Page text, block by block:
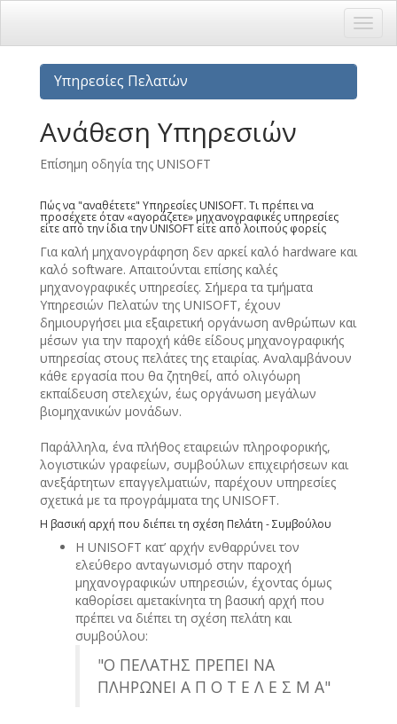
Υπηρεσίες Πελατών
Ανάθεση Υπηρεσιών
Επίσημη οδηγία της UNISOFT
Πώς να "αναθέτετε" Υπηρεσίες UNISOFT. Τι πρέπει να
προσέχετε όταν «αγοράζετε» μηχανογραφικές υπηρεσίες
είτε από την ίδια την UNISOFT είτε από λοιπούς φορείς
Για καλή μηχανογράφηση δεν αρκεί καλό hardware και
καλό software. Απαιτούνται επίσης καλές
μηχανογραφικές υπηρεσίες. Σήμερα τα τμήματα
Υπηρεσιών Πελατών της UNISOFT, έχουν
δημιουργήσει μια εξαιρετική οργάνωση ανθρώπων και
μέσων για την παροχή κάθε είδους μηχανογραφικής
υπηρεσίας στους πελάτες της εταιρίας. Αναλαμβάνουν
κάθε εργασία που θα ζητηθεί, από ολιγόωρη
εκπαίδευση στελεχών, έως οργάνωση μεγάλων
βιομηχανικών μονάδων.
Παράλληλα, ένα πλήθος εταιρειών πληροφορικής,
λογιστικών γραφείων, συμβούλων επιχειρήσεων και
ανεξάρτητων επαγγελματιών, παρέχουν υπηρεσίες
σχετικά με τα προγράμματα της UNISOFT.
Η βασική αρχή που διέπει τη σχέση Πελάτη - Συμβούλου
Η UNISOFT κατ’ αρχήν ενθαρρύνει τον
ελεύθερο ανταγωνισμό στην παροχή
μηχανογραφικών υπηρεσιών, έχοντας όμως
καθορίσει αμετακίνητα τη βασική αρχή που
πρέπει να διέπει τη σχέση πελάτη και
συμβούλου:
"Ο ΠΕΛΑΤΗΣ ΠΡΕΠΕΙ ΝΑ
ΠΛΗΡΩΝΕΙ Α Π Ο Τ Ε Λ Ε Σ Μ Α"